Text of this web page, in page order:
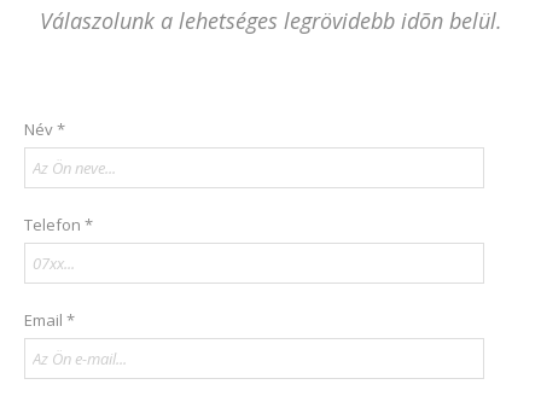
ROMANA
Válaszolunk a lehetséges legrövidebb idõn belül.
Név *
Telefon *
Email *